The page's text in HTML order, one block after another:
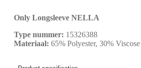
Only Longsleeve NELLA
Type nummer: 15326388
Materiaal: 65% Polyester, 30%